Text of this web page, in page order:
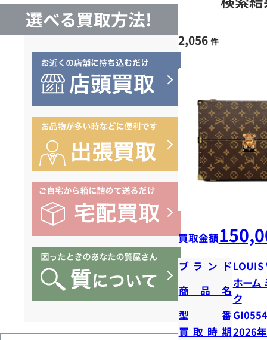
選べる買取方法!
2,056 件
買取金額
ブランドLOUIS
商品名
ホーム
ク
型番GI0554
買取時期2026